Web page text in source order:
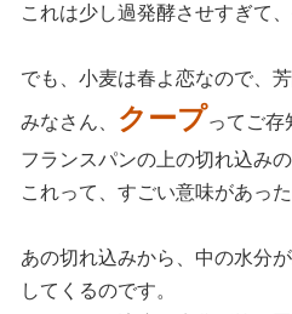
これは少し過発酵させすぎて
でも、小麦は春よ恋なので、
みなさん、 クープってご存
フランスパンの上の切れ込みの
これって、すごい意味があっ
あの切れ込みから、中の水分
してくるのです。